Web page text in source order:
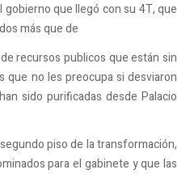
que llegó con su 4T, que
más que de
recursos publicos que están sin
que no les preocupa si desviaron
sido purificadas desde Palacio
piso de la transformación,
para el gabinete y que las